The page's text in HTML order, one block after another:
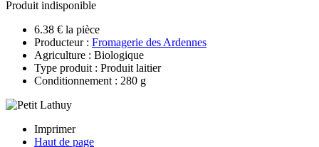
Produit indisponible
6.38 € la pièce
Producteur : Fromagerie des Ardennes
Agriculture : Biologique
Type produit : Produit laitier
Conditionnement : 280 g
Imprimer
Haut de page